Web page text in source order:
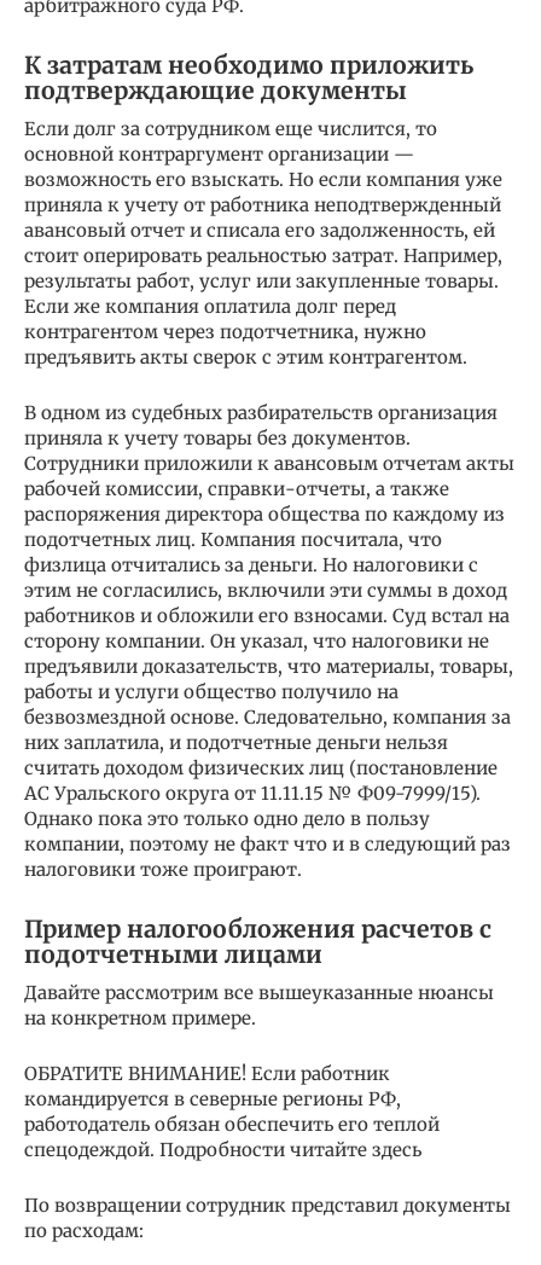
арбитражного суда РФ.
К затратам необходимо приложить
подтверждающие документы
Если долг за сотрудником еще числится, то
основной контраргумент организации —
возможность его взыскать. Но если компания уже
приняла к учету от работника неподтвержденный
авансовый отчет и списала его задолженность, ей
стоит оперировать реальностью затрат. Например,
результаты работ, услуг или закупленные товары.
Если же компания оплатила долг перед
контрагентом через подотчетника, нужно
предъявить акты сверок с этим контрагентом.
В одном из судебных разбирательств организация
приняла к учету товары без документов.
Сотрудники приложили к авансовым отчетам акты
рабочей комиссии, справки-отчеты, а также
распоряжения директора общества по каждому из
подотчетных лиц. Компания посчитала, что
физлица отчитались за деньги. Но налоговики с
этим не согласились, включили эти суммы в доход
работников и обложили его взносами. Суд встал на
сторону компании. Он указал, что налоговики не
предъявили доказательств, что материалы, товары,
работы и услуги общество получило на
безвозмездной основе. Следовательно, компания за
них заплатила, и подотчетные деньги нельзя
считать доходом физических лиц (постановление
АС Уральского округа от 11.11.15 № Ф09-7999/15).
Однако пока это только одно дело в пользу
компании, поэтому не факт что и в следующий раз
налоговики тоже проиграют.
Пример налогообложения расчетов с
подотчетными лицами
Давайте рассмотрим все вышеуказанные нюансы
на конкретном примере.
ОБРАТИТЕ ВНИМАНИЕ! Если работник
командируется в северные регионы РФ,
работодатель обязан обеспечить его теплой
спецодеждой. Подробности читайте здесь
По возвращении сотрудник представил документы
по расходам: